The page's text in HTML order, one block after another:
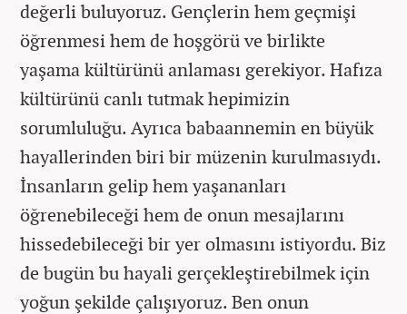
değerli buluyoruz. Gençlerin hem geçmişi
öğrenmesi hem de hoşgörü ve birlikte
yaşama kültürünü anlaması gerekiyor. Hafıza
kültürünü canlı tutmak hepimizin
sorumluluğu. Ayrıca babaannemin en büyük
hayallerinden biri bir müzenin kurulmasıydı.
İnsanların gelip hem yaşananları
öğrenebileceği hem de onun mesajlarını
hissedebileceği bir yer olmasını istiyordu. Biz
de bugün bu hayali gerçekleştirebilmek için
yoğun şekilde çalışıyoruz. Ben onun